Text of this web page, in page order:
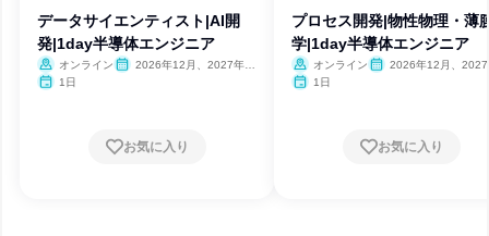
データサイエンティスト|AI開
発|1day半導体エンジニア
オンライン
2026年12月、2027年1
1日
お気に入り
プロセス開発|物性物理・薄
学|1day半導体エンジニア
オンライン
2026年12月、
1日
お気に入り